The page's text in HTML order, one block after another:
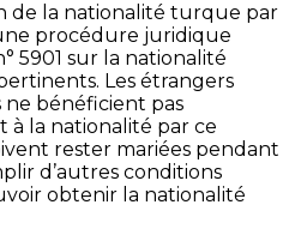
de la nationalité turque par
procédure juridique
5901 sur la nationalité
Les étrangers
ne bénéficient pas
la nationalité par ce
rester mariées pendant
d’autres conditions
obtenir la nationalité